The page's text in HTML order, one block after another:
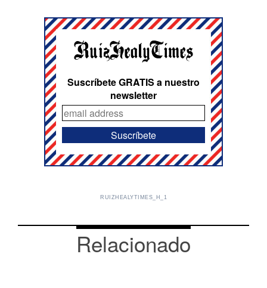
Suscríbete GRATIS a nuestro
newsletter
RUIZHEALYTIMES_H_1
Relacionado